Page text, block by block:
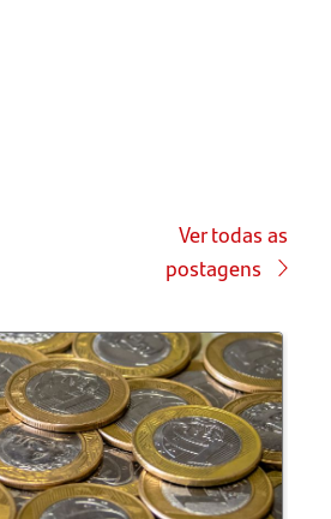
Ver todas as
postagens